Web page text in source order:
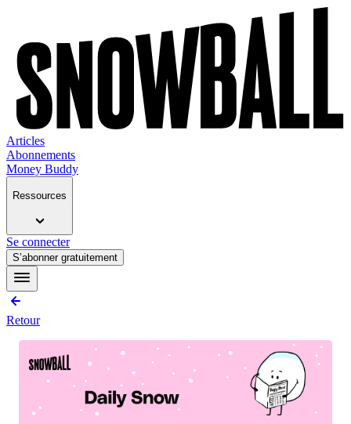
Articles
Abonnements
Money Buddy
Ressources
Se connecter
S’abonner gratuitement
Retour